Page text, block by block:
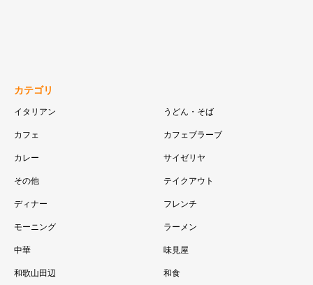
カテゴリ
イタリアン うどん・そば
カフェ カフェブラーブ
カレー サイゼリヤ
その他 テイクアウト
ディナー フレンチ
モーニング ラーメン
中華 味見屋
和歌山田辺 和食